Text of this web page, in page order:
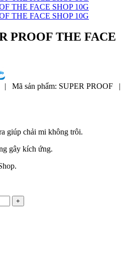
PROOF THE FACE
| Mã sản phẩm: SUPER PROOF
|
giúp chải mi không trôi.
gây kích ứng.
+